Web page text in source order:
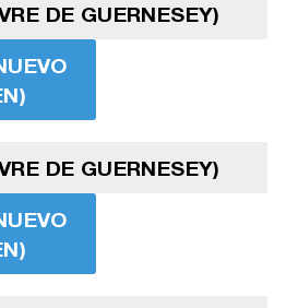
DE GUERNESEY)
DE GUERNESEY)